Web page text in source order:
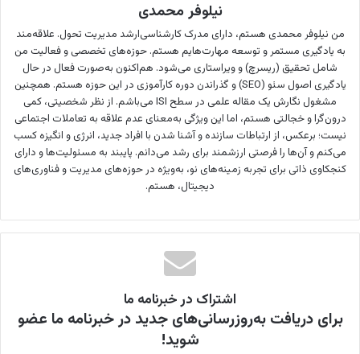
نیلوفر محمدی
من نیلوفر محمدی هستم، دارای مدرک کارشناسی‌ارشد مدیریت تحول. علاقه‌مند
به یادگیری مستمر و توسعه مهارت‌هایم هستم. حوزه‌های تخصصی و فعالیت من
شامل تحقیق (ریسرچ) و ویراستاری می‌شود. هم‌اکنون به‌صورت فعال در حال
یادگیری اصول سئو (SEO) و گذراندن دوره کارآموزی در این حوزه هستم. همچنین
مشغول نگارش یک مقاله علمی در سطح ISI می‌باشم. از نظر شخصیتی، کمی
درون‌گرا و خجالتی هستم، اما این ویژگی به‌معنای عدم علاقه به تعاملات اجتماعی
نیست؛ برعکس، از ارتباطات سازنده و آشنا شدن با افراد جدید، انرژی و انگیزه کسب
می‌کنم و آن‌ها را فرصتی ارزشمند برای رشد می‌دانم. پایبند به مسئولیت‌ها و دارای
کنجکاوی ذاتی برای تجربه زمینه‌های نو، به‌ویژه در حوزه‌های مدیریت و فناوری‌های
دیجیتال، هستم.
اشتراک در خبرنامه ما
برای دریافت به‌روزرسانی‌های جدید در خبرنامه ما عضو
شوید!